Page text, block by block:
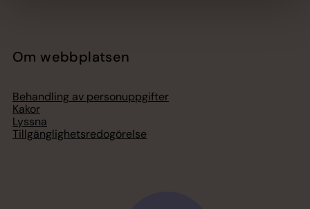
Om webbplatsen
Behandling av personuppgifter
Kakor
Lyssna
Tillgänglighetsredogörelse